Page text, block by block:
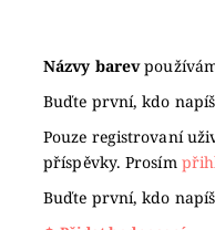
Názvy barev
Buďte první, kdo
Pouze registrovaní
příspěvky. Prosím
Buďte první, kdo